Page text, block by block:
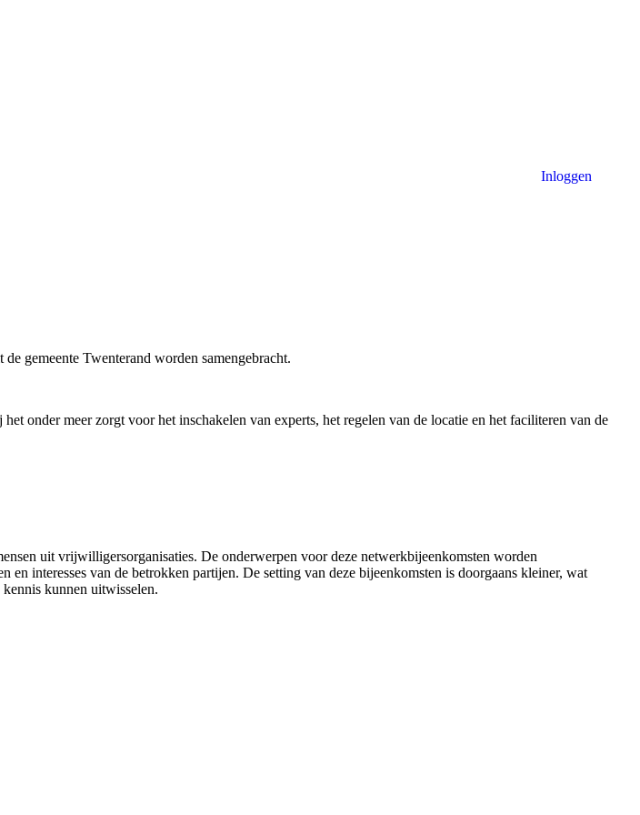
Inloggen
gemeente Twenterand worden samengebracht.
onder meer zorgt voor het inschakelen van experts, het regelen van de locatie en het faciliteren van de
uit vrijwilligersorganisaties. De onderwerpen voor deze netwerkbijeenkomsten worden
interesses van de betrokken partijen. De setting van deze bijeenkomsten is doorgaans kleiner, wat
kunnen uitwisselen.